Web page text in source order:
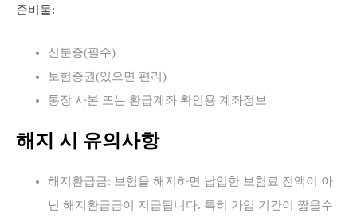
준비물:
신분증(필수)
보험증권(있으면 편리)
통장 사본 또는 환급계좌 확인용 계좌정보
해지 시 유의사항
해지환급금: 보험을 해지하면 납입한 보험료 전액이 아
닌 해지환급금이 지급됩니다. 특히 가입 기간이 짧을수